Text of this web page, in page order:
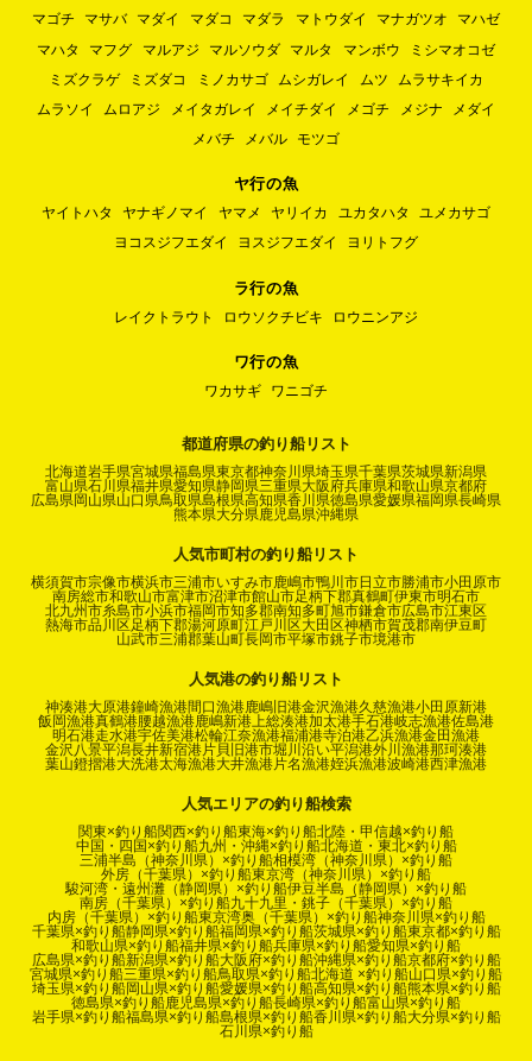
マゴチ
マサバ マダイ マダコ マダラ マトウダイ マナガツオ
マハゼ
マハタ
マフグ マルアジ マルソウダ マルタ マンボウ
ミシマオコゼ
ミズクラゲ
ミズダコ ミノカサゴ ムシガレイ ムツ
ムラサキイカ
ムラソイ
ムロアジ メイタガレイ メイチダイ メゴチ メジナ
メダイ
メバチ
メバル モツゴ
ヤ行の魚
ヤイトハタ ヤナギノマイ ヤマメ ヤリイカ ユカタハタ
ユメカサゴ
ヨコスジフエダイ
ヨスジフエダイ ヨリトフグ
ラ行の魚
レイクトラウト ロウソクチビキ ロウニンアジ
ワ行の魚
ワカサギ ワニゴチ
都道府県の釣り船リスト
北海道岩手県宮城県福島県東京都神奈川県埼玉県千葉県茨城県新潟県
富山県石川県福井県愛知県静岡県三重県大阪府兵庫県和歌山県京都府
広島県岡山県山口県鳥取県島根県高知県香川県徳島県愛媛県福岡県長崎県
熊本県大分県鹿児島県沖縄県
人気市町村の釣り船リスト
横須賀市宗像市横浜市三浦市いすみ市鹿嶋市鴨川市日立市勝浦市小田原市
南房総市和歌山市富津市沼津市館山市足柄下郡真鶴町伊東市明石市
北九州市糸島市小浜市福岡市知多郡南知多町旭市鎌倉市広島市江東区
熱海市品川区足柄下郡湯河原町江戸川区大田区神栖市賀茂郡南伊豆町
山武市三浦郡葉山町長岡市平塚市銚子市境港市
人気港の釣り船リスト
神湊港大原港鐘崎漁港間口漁港鹿嶋旧港金沢漁港久慈漁港小田原新港
飯岡漁港真鶴港腰越漁港鹿嶋新港上総湊港加太港手石港岐志漁港佐島港
明石港走水港宇佐美港松輪江奈漁港福浦港寺泊港乙浜漁港金田漁港
金沢八景平潟長井新宿港片貝旧港市堀川沿い平潟港外川漁港那珂湊港
葉山鐙摺港大洗港太海漁港大井漁港片名漁港姪浜漁港波崎港西津漁港
人気エリアの釣り船検索
関東×釣り船関西×釣り船東海×釣り船北陸・甲信越×釣り船
中国・四国×釣り船九州・沖縄×釣り船北海道・東北×釣り船
三浦半島（神奈川県）×釣り船相模湾（神奈川県）×釣り船
外房（千葉県）×釣り船東京湾（神奈川県）×釣り船
駿河湾・遠州灘（静岡県）×釣り船伊豆半島（静岡県）×釣り船
南房（千葉県）×釣り船九十九里・銚子（千葉県）×釣り船
内房（千葉県）×釣り船東京湾奥（千葉県）×釣り船神奈川県×釣り船
千葉県×釣り船静岡県×釣り船福岡県×釣り船茨城県×釣り船東京都×釣り船
和歌山県×釣り船福井県×釣り船兵庫県×釣り船愛知県×釣り船
広島県×釣り船新潟県×釣り船大阪府×釣り船沖縄県×釣り船京都府×釣り船
宮城県×釣り船三重県×釣り船鳥取県×釣り船北海道 ×釣り船山口県×釣り船
埼玉県×釣り船岡山県×釣り船愛媛県×釣り船高知県×釣り船熊本県×釣り船
徳島県×釣り船鹿児島県×釣り船長崎県×釣り船富山県×釣り船
岩手県×釣り船福島県×釣り船島根県×釣り船香川県×釣り船大分県×釣り船
石川県×釣り船